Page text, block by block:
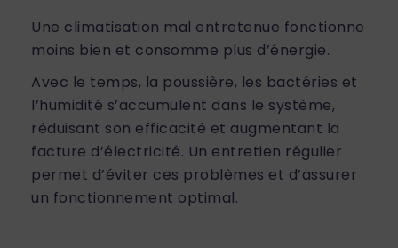
Une climatisation mal entretenue fonctionne
moins bien et consomme plus d’énergie.
Avec le temps, la poussière, les bactéries et
l’humidité s’accumulent dans le système,
réduisant son efficacité et augmentant la
facture d’électricité. Un entretien régulier
permet d’éviter ces problèmes et d’assurer
un fonctionnement optimal.